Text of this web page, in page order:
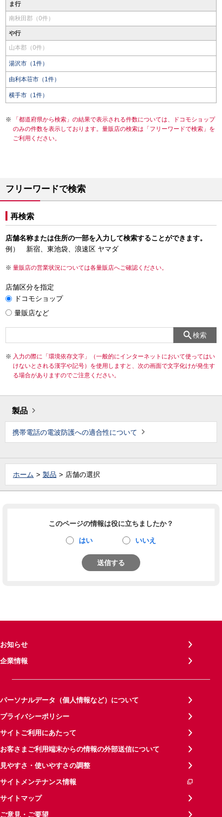
ま行
南秋田郡（0件）
や行
山本郡（0件）
湯沢市（1件）
由利本荘市（1件）
横手市（1件）
「都道府県から検索」の結果で表示される件数については、ドコモショップ
のみの件数を表示しております。量販店の検索は「フリーワードで検索」を
ご利用ください。
フリーワードで検索
再検索
店舗名称または住所の一部を入力して検索することができます。
例） 新宿、東池袋、浪速区 ヤマダ
量販店の営業状況については各量販店へご確認ください。
店舗区分を指定
ドコモショップ
量販店など
検索
入力の際に「環境依存文字」（一般的にインターネットにおいて使ってはい
けないとされる漢字や記号）を使用しますと、次の画面で文字化けが発生す
る場合がありますのでご注意ください。
製品
携帯電話の電波防護への適合性について
ホーム 製品 店舗の選択
このページの情報は役に立ちましたか？
はい いいえ
送信する
お知らせ
企業情報
パーソナルデータ（個人情報など）について
プライバシーポリシー
サイトご利用にあたって
お客さまご利用端末からの情報の外部送信について
見やすさ・使いやすさの調整
サイトメンテナンス情報
サイトマップ
ご意見・ご要望